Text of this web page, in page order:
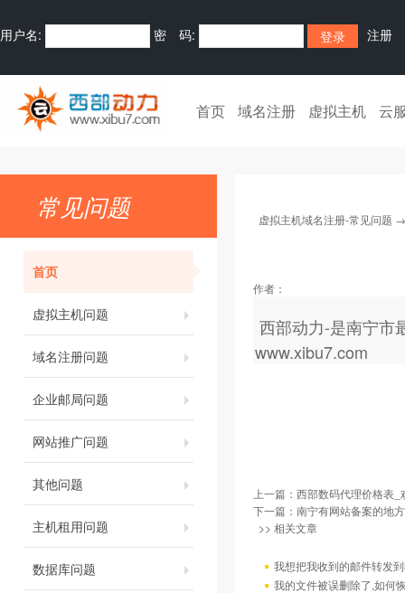
用户名: 密 码: 注册
首页 域名注册 虚拟主机 云
常见问题
首页
虚拟主机问题
域名注册问题
企业邮局问题
网站推广问题
其他问题
主机租用问题
数据库问题
虚拟主机域名注册-常见问题
作者：
西部动力-是南宁市
www.xibu7.com
上一篇： 西部数码代理价格表_
下一篇： 南宁有网站备案的地
>> 相关文章
我想把我收到的邮件转发
我的文件被误删除了,如何